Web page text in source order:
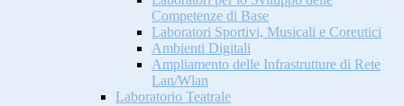
Competenze di Base
Laboratori Sportivi, Musicali e Coreutici
Ambienti Digitali
Ampliamento delle Infrastrutture di Rete
Lan/Wlan
Laboratorio Teatrale